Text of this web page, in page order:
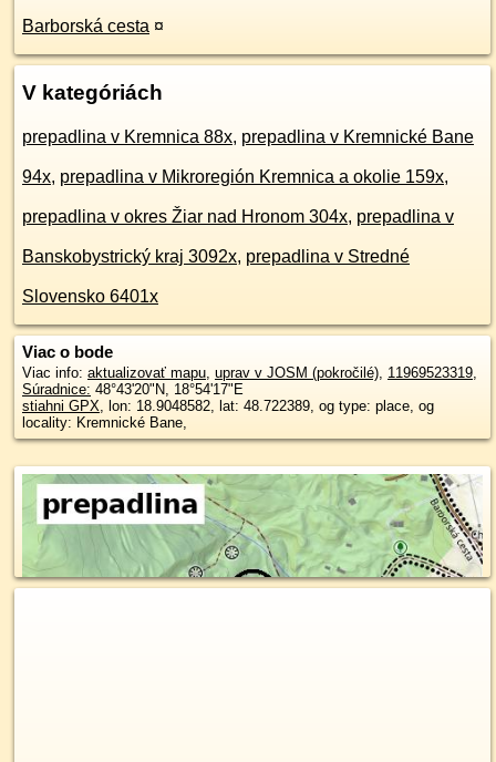
Barborská cesta ¤
V kategóriách
prepadlina v Kremnica 88x, prepadlina v Kremnické Bane
94x, prepadlina v Mikroregión Kremnica a okolie 159x,
prepadlina v okres Žiar nad Hronom 304x, prepadlina v
Banskobystrický kraj 3092x, prepadlina v Stredné
Slovensko 6401x
Viac o bode
Viac info: aktualizovať mapu, uprav v JOSM (pokročilé), 11969523319,
Súradnice: 48°43'20"N, 18°54'17"E
stiahni GPX, lon: 18.9048582, lat: 48.722389, og type: place, og
locality: Kremnické Bane,